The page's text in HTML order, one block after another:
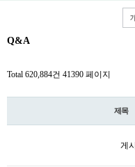
Q&A
Total 620,884건 41390 페이지
제목
게